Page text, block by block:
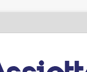
au 24 octobre 2026